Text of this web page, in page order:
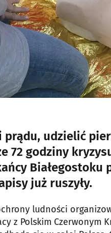
prądu, udzielić
72 godziny
Białegostoku
już ruszyły.
ludności
z Polskim Czerwonym